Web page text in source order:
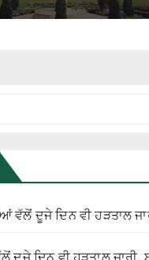
ਵੱਲੋਂ ਦੂਜੇ ਦਿਨ ਵੀ ਹੜਤਾਲ
ਦੂਜੇ ਦਿਨ ਵੀ ਹੜਤਾਲ ਜਾਰੀ,